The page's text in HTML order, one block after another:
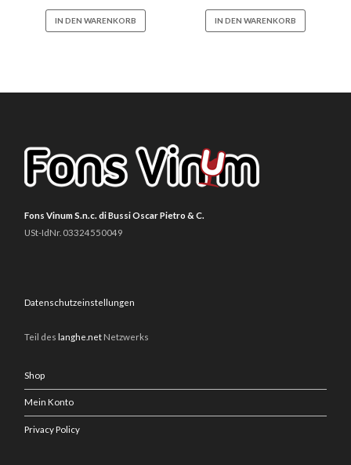
IN DEN WARENKORB IN DEN WARENKORB
Fons Vinum S.n.c. di Bussi Oscar Pietro & C.
USt-IdNr. 03324550049
Datenschutzeinstellungen
Teil deslanghe.net Netzwerks
Shop
Mein Konto
Privacy Policy